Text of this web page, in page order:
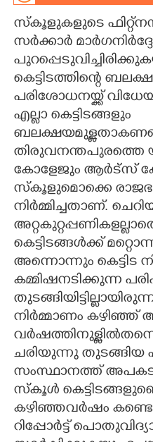
CARTOONS
LITERATURE
CONTACT US
സ്കൂളുകളുടെ
സർക്കാർ
കെട്ടിടത്തിന്റെ
പരിശോധനയ്ക്ക്
എല്ലാ കെട്ടിടങ്ങളും
തിരുവനന്തപുരത്തെ
കോളേജും ആർട്സ്
സ്കൂളുമൊക്കെ
നിർമ്മിച്ചതാണ്.
കെട്ടിടങ്ങൾക്ക്
അന്നൊന്നും കെട്ടിട
കമ്മിഷനടിക്കുന്ന
നിർമ്മാണം കഴിഞ്ഞ്
ചരിയുന്നു തുടങ്ങിയ
സംസ്ഥാനത്ത്
സ്കൂൾ
കഴിഞ്ഞവർഷം
റിപ്പോർട്ട്